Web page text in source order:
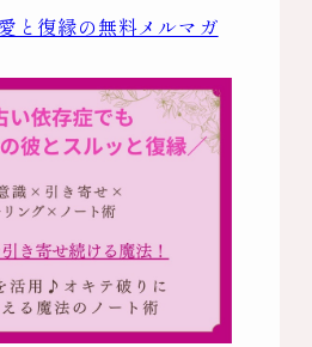
と復縁の無料メルマガ